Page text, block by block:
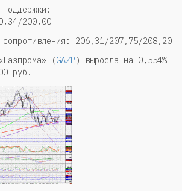
200,00
сопротивления: 206,31/207,75/208,20
(GAZP) выросла на 0,554%
руб.